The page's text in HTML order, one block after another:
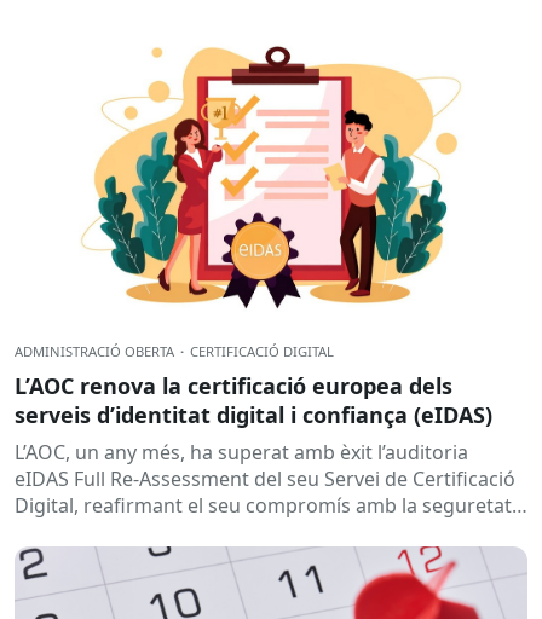
ADMINISTRACIÓ OBERTA · CERTIFICACIÓ DIGITAL
L’AOC renova la certificació europea dels
serveis d’identitat digital i confiança (eIDAS)
L’AOC, un any més, ha superat amb èxit l’auditoria
eIDAS Full Re-Assessment del seu Servei de Certificació
Digital, reafirmant el seu compromís amb la seguretat,